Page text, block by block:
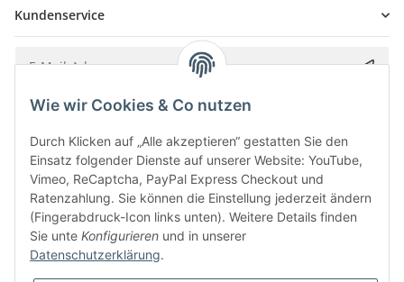
Kundenservice
Bitte senden Sie mir entsprechend IhrerDatenschutzerklärung
Wie wir Cookies & Co nutzen
Durch Klicken auf „Alle akzeptieren“ gestatten Sie den
Einsatz folgender Dienste auf unserer Website: YouTube,
Vimeo, ReCaptcha, PayPal Express Checkout und
Ratenzahlung. Sie können die Einstellung jederzeit ändern
(Fingerabdruck-Icon links unten). Weitere Details finden
Sie unte Konfigurieren und in unserer
Datenschutzerklärung.